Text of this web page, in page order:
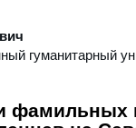
гуманитарный
фамильных